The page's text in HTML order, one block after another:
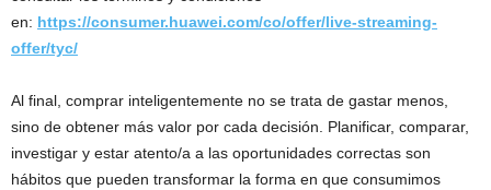
en: https://consumer.huawei.com/co/offer/live-streaming-
offer/tyc/
Al final, comprar inteligentemente no se trata de gastar menos,
sino de obtener más valor por cada decisión. Planificar, comparar,
investigar y estar atento/a a las oportunidades correctas son
hábitos que pueden transformar la forma en que consumimos